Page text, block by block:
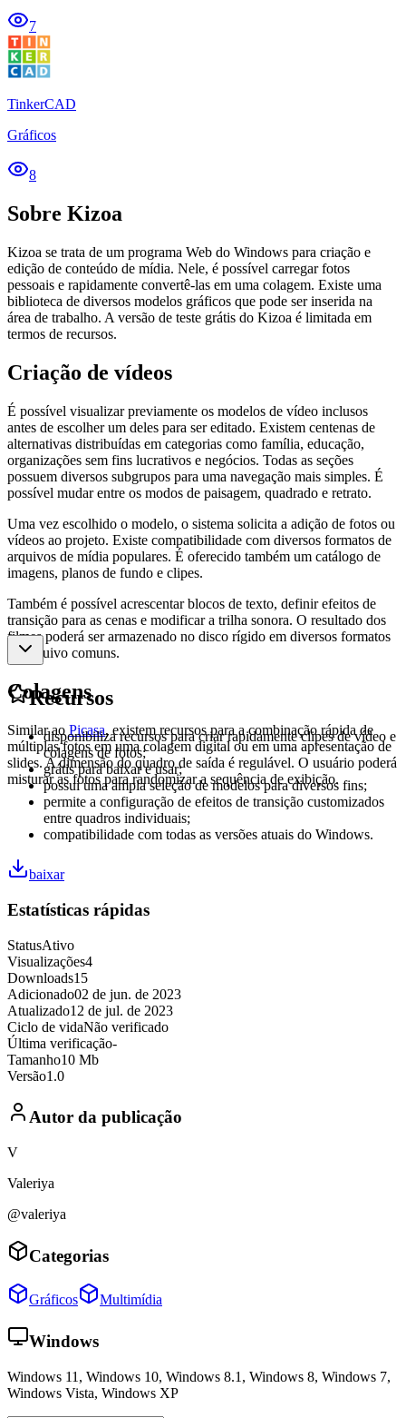
7
TinkerCAD
Gráficos
8
Sobre Kizoa
Kizoa se trata de um programa Web do Windows para criação e
edição de conteúdo de mídia. Nele, é possível carregar fotos
pessoais e rapidamente convertê-las em uma colagem. Existe uma
biblioteca de diversos modelos gráficos que pode ser inserida na
área de trabalho. A versão de teste grátis do Kizoa é limitada em
termos de recursos.
Criação de vídeos
É possível visualizar previamente os modelos de vídeo inclusos
antes de escolher um deles para ser editado. Existem centenas de
alternativas distribuídas em categorias como família, educação,
organizações sem fins lucrativos e negócios. Todas as seções
possuem diversos subgrupos para uma navegação mais simples. É
possível mudar entre os modos de paisagem, quadrado e retrato.
Uma vez escolhido o modelo, o sistema solicita a adição de fotos ou
vídeos ao projeto. Existe compatibilidade com diversos formatos de
arquivos de mídia populares. É oferecido também um catálogo de
imagens, planos de fundo e clipes.
Também é possível acrescentar blocos de texto, definir efeitos de
transição para as cenas e modificar a trilha sonora. O resultado dos
filmes poderá ser armazenado no disco rígido em diversos formatos
de arquivo comuns.
Colagens
Similar ao Picasa, existem recursos para a combinação rápida de
múltiplas fotos em uma colagem digital ou em uma apresentação de
slides. A dimensão do quadro de saída é regulável. O usuário poderá
misturar as fotos para randomizar a sequência de exibição.
Recursos
disponibiliza recursos para criar rapidamente clipes de vídeo e
colagens de fotos;
grátis para baixar e usar;
possui uma ampla seleção de modelos para diversos fins;
permite a configuração de efeitos de transição customizados
entre quadros individuais;
compatibilidade com todas as versões atuais do Windows.
baixar
Estatísticas rápidas
StatusAtivo
Visualizações4
Downloads15
Adicionado02 de jun. de 2023
Atualizado12 de jul. de 2023
Ciclo de vidaNão verificado
Última verificação-
Tamanho10 Mb
Versão1.0
Autor da publicação
V
Valeriya
@valeriya
Categorias
Gráficos Multimídia
Windows
Windows 11, Windows 10, Windows 8.1, Windows 8, Windows 7,
Windows Vista, Windows XP